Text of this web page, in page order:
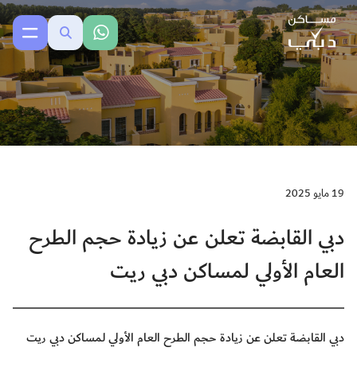
19 مايو 2025
دبي القابضة تعلن عن زيادة حجم الطرح
العام الأولي لمساكن دبي ريت
دبي القابضة تعلن عن زيادة حجم الطرح العام الأولي لمساكن دبي ريت